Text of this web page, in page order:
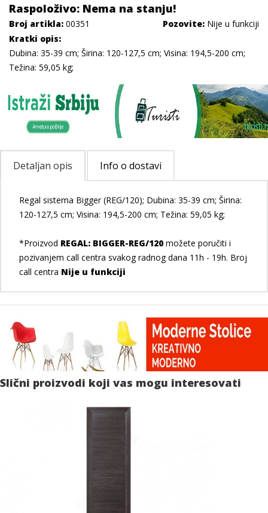
Raspoloživo: Nema na stanju!
Broj artikla: 00351 Pozovite: Nije u funkciji
Kratki opis:
Dubina: 35-39 cm; Širina: 120-127,5 cm; Visina: 194,5-200 cm;
Težina: 59,05 kg;
Detaljan opis Info o dostavi
Regal sistema Bigger (REG/120); Dubina: 35-39 cm; Širina:
120-127,5 cm; Visina: 194,5-200 cm; Težina: 59,05 kg;
*Proizvod REGAL: BIGGER-REG/120 možete poručiti i
pozivanjem call centra svakog radnog dana 11h - 19h. Broj
call centra Nije u funkciji
Slični proizvodi koji vas mogu interesovati